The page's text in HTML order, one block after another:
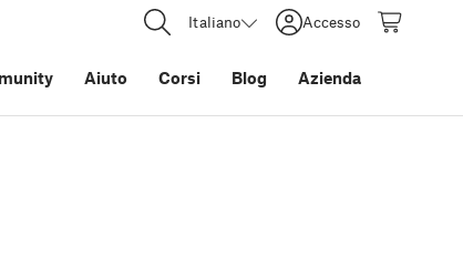
Italiano Accesso
Aiuto Corsi Blog Azienda